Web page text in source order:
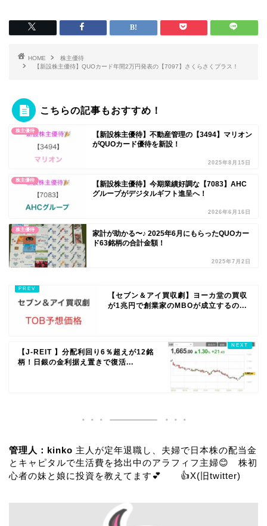
HOME
株主優待
【新設株主優待】QUOカード年間2万円発表の【7097】さくらさくプラス！
こちらの記事もおすすめ！
株主優待
【新設株主優待】不動産管理の【3494】マリオン
がQUOカード優待を新設！
2025年8月15日
株主優待
【新設株主優待】今期業績好調な【7083】AHC
グループがデジタルギフト進呈へ！
2026年6月16日
株主優待
家計が助かる〜♪ 2025年6月にもらったQUOカー
ド63銘柄の合計金額！
2025年7月2日
【セブン＆アイ買収劇】ヨーカ堂の買収
が1兆円で創業家のMBOが成立するの...
【J-REIT 】分配利回り6％超えが12銘
柄！日銀の金利据え置きで復活...
管理人：kinko 主人が定年退職し、夫婦で日本株の配当金
とキャピタルで生活費を捻出中のアラフィフ主婦😊 株初
心者の妹と娘に投資を教えてます💕 👍X(旧twitter)